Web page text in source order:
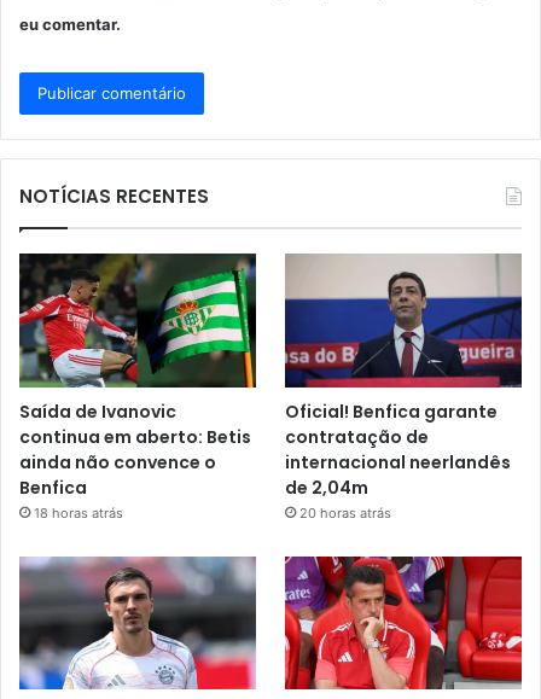
eu comentar.
NOTÍCIAS RECENTES
Saída de Ivanovic
continua em aberto: Betis
ainda não convence o
Benfica
18 horas atrás
Oficial! Benfica garante
contratação de
internacional neerlandês
de 2,04m
20 horas atrás